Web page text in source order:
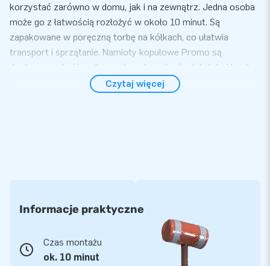
korzystać zarówno w domu, jak i na zewnątrz. Jedna osoba
może go z łatwością rozłożyć w około 10 minut. Są
zapakowane w poręczną torbę na kółkach, co ułatwia
transport i sprzątanie. Namioty kopułowe Promo są
dostępne w 4 różnych rozmiarach: mały, średni, duży i bardzo
domowym lub z wybranym przez Ciebie nadrukiem lub
kolorem. Chcesz się wyróżnić lub stworzyć trochę więcej
przestrzeni? Następnie wybierz baldachim, który możesz
zapiąć na zamek. Łączenie namiotów lub dopinanie ubrań
Czytaj więcej
Informacje praktyczne
Czas montażu
ok. 10 minut